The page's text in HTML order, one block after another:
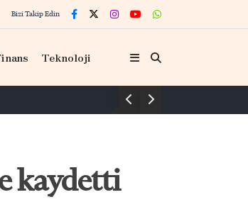
Bizi Takip Edin
Teknoloji
KAGİDER üyeleriyle görüştü
kaydetti